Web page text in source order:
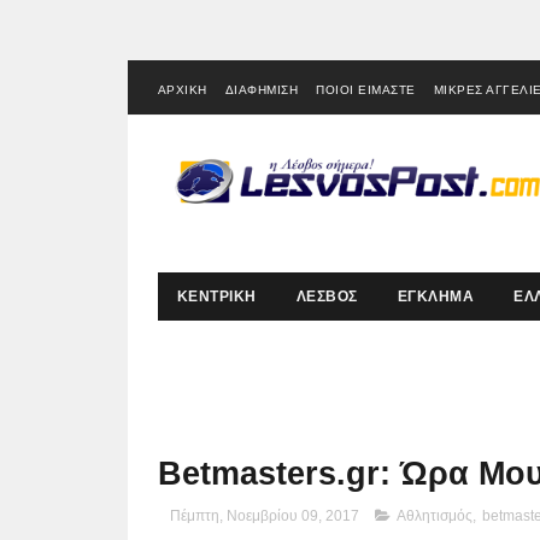
ΑΡΧΙΚΗ ΔΙΑΦΗΜΙΣΗ ΠΟΙΟΙ ΕΙΜΑΣΤΕ ΜΙΚΡΕΣ
ΚΕΝΤΡΙΚΗ ΛΕΣΒΟΣ ΕΓΚΛΗΜΑ
Betmasters.gr: Ώρα
Πέμπτη, Νοεμβρίου 09, 2017 Αθλητισμός,